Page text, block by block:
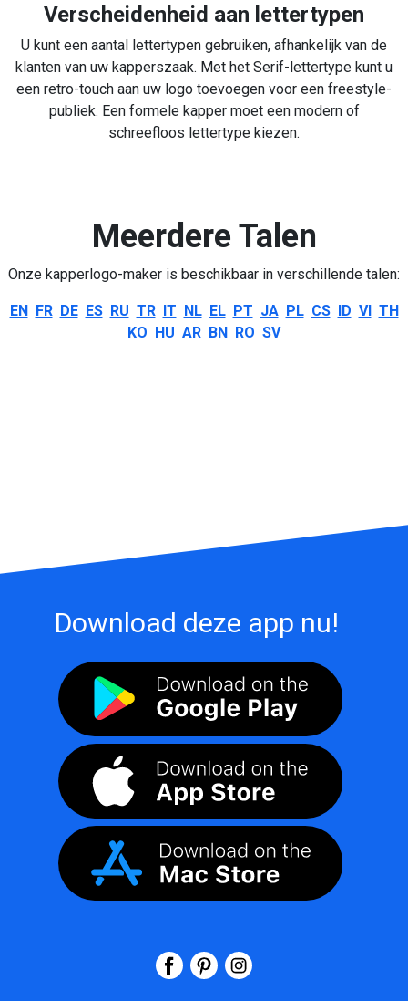
Verscheidenheid aan lettertypen
U kunt een aantal lettertypen gebruiken, afhankelijk van de
klanten van uw kapperszaak. Met het Serif-lettertype kunt u
een retro-touch aan uw logo toevoegen voor een freestyle-
publiek. Een formele kapper moet een modern of
schreefloos lettertype kiezen.
Meerdere Talen
Onze kapperlogo-maker is beschikbaar in verschillende talen:
EN FR DE ES RU TR IT NL EL PT JA PL CS ID VI TH
KO HU AR BN RO SV
Download deze app nu!